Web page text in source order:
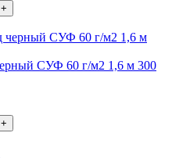
СУФ 60 г/м2 1,6 м 300